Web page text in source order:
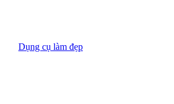
Dụng cụ làm đẹp